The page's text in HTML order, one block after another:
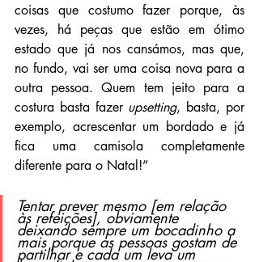
coisas que costumo fazer porque, às
vezes, há peças que estão em ótimo
estado que já nos cansámos, mas que,
no fundo, vai ser uma coisa nova para a
outra pessoa. Quem tem jeito para a
costura basta fazer upsetting, basta, por
exemplo, acrescentar um bordado e já
fica uma camisola completamente
diferente para o Natal!”
Tentar prever mesmo [em relação
às refeições], obviamente
deixando sempre um bocadinho a
mais porque as pessoas gostam de
partilhar e cada um leva um